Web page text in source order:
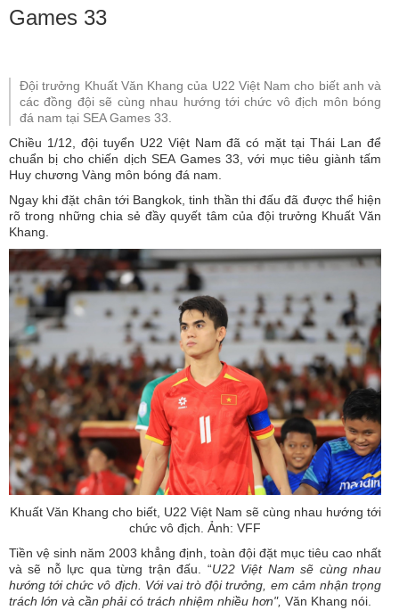
Games 33
Đội trưởng Khuất Văn Khang của U22 Việt Nam cho biết anh và
các đồng đội sẽ cùng nhau hướng tới chức vô địch môn bóng
đá nam tại SEA Games 33.
Chiều 1/12, đội tuyển U22 Việt Nam đã có mặt tại Thái Lan để
chuẩn bị cho chiến dịch SEA Games 33, với mục tiêu giành tấm
Huy chương Vàng môn bóng đá nam.
Ngay khi đặt chân tới Bangkok, tinh thần thi đấu đã được thể hiện
rõ trong những chia sẻ đầy quyết tâm của đội trưởng Khuất Văn
Khang.
Khuất Văn Khang cho biết, U22 Việt Nam sẽ cùng nhau hướng tới
chức vô địch. Ảnh: VFF
Tiền vệ sinh năm 2003 khẳng định, toàn đội đặt mục tiêu cao nhất
và sẽ nỗ lực qua từng trận đấu. “U22 Việt Nam sẽ cùng nhau
hướng tới chức vô địch. Với vai trò đội trưởng, em cảm nhận trọng
trách lớn và cần phải có trách nhiệm nhiều hơn", Văn Khang nói.